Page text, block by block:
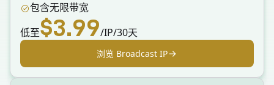
包含无限带宽
低至$3.99/IP/30天
浏览 Broadcast IP